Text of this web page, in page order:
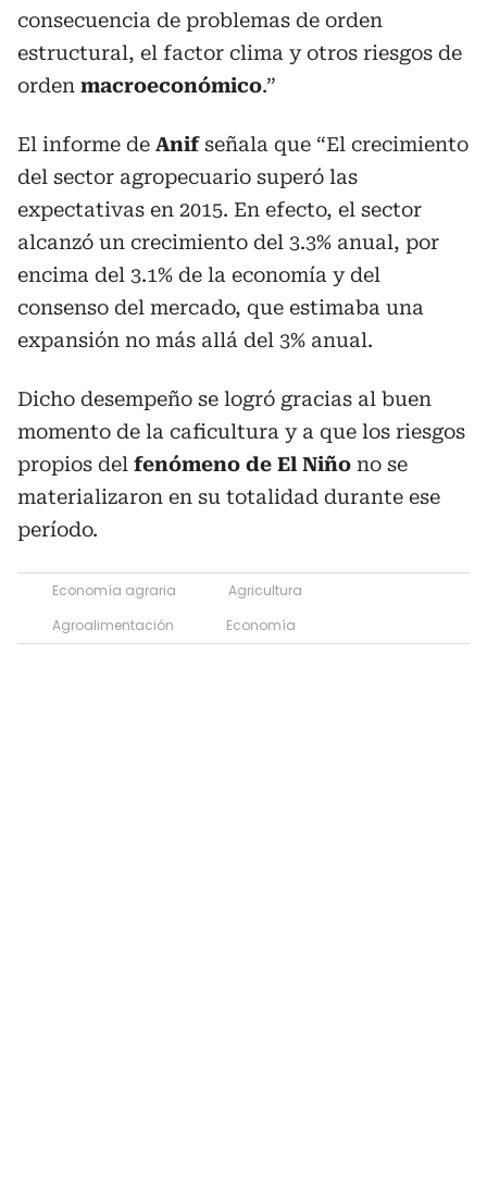
consecuencia de problemas de orden
estructural, el factor clima y otros riesgos de
orden macroeconómico.”
El informe de Anifseñala que “El crecimiento
del sector agropecuario superó las
expectativas en 2015. En efecto, el sector
alcanzó un crecimiento del 3.3% anual, por
encima del 3.1% de la economía y del
consenso del mercado, que estimaba una
expansión no más allá del 3% anual.
Dicho desempeño se logró gracias al buen
momento de la caficultura y a que los riesgos
propios del fenómeno de El Niño no se
materializaron en su totalidad durante ese
período.
Economía agraria
Agricultura
Agroalimentación
Economía